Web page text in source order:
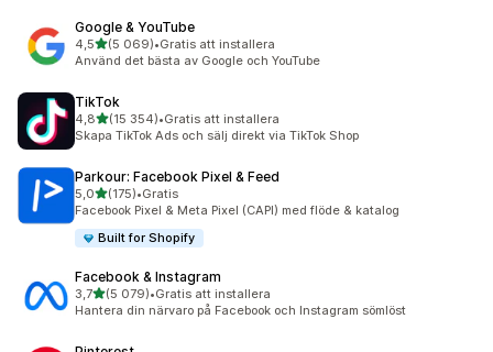
Google & YouTube
4,5av 5 stjärnor
(5 069)
5069 recensioner totalt
•Gratis att installera
Använd det bästa av Google och YouTube
TikTok
4,8av 5 stjärnor
(15 354)
15354 recensioner totalt
•Gratis att installera
Skapa TikTok Ads och sälj direkt via TikTok Shop
Parkour: Facebook Pixel & Feed
5,0av 5 stjärnor
(175)
175 recensioner totalt
•Gratis
Facebook Pixel & Meta Pixel (CAPI) med flöde & katalog
Built for Shopify
Facebook & Instagram
3,7av 5 stjärnor
(5 079)
5079 recensioner totalt
•Gratis att installera
Hantera din närvaro på Facebook och Instagram sömlöst